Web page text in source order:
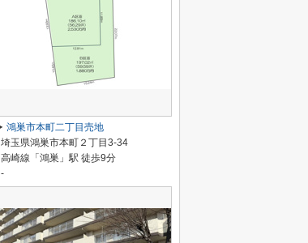
鴻巣市本町二丁目売地
埼玉県鴻巣市本町２丁目3-34
高崎線「鴻巣」駅 徒歩9分
-